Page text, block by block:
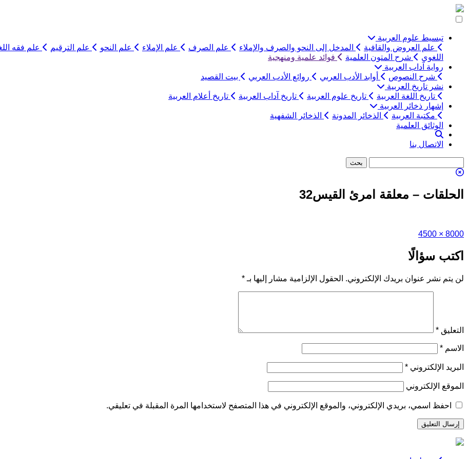
التخطي
إلى
تبسيط علوم العربية
علم العروض والقافية
المدخل إلى النحو والصرف والإملاء علم الصرف علم الإملاء علم النحو علم الترقيم علم فقه
اللغوي
شرح المتون العلمية
فوائد علمية ومنهجية
رواية آداب العربية
شرح النصوص
أوابد الأدب العربي روائع الأدب العربي
بيت القصيد
نشر تاريخ العربية
تاريخ اللغة العربية
تاريخ علوم العربية تاريخ آداب العربية
تاريخ أعلام العربية
إشهار ذخائر العربية
مكتبة العربية
الذخائر المدونة
الذخائر الشفهية
الوثائق العلمية
الاتصال بنا
الحلقات – معلقة امرئ القيس32
الحجم
8000 × 4500
اكتب سؤالًا
لن يتم نشر عنوان بريدك الإلكتروني. الحقول الإلزامية مشار إليها بـ *
التعليق *
الاسم *
البريد الإلكتروني *
الموقع الإلكتروني
احفظ اسمي، بريدي الإلكتروني، والموقع الإلكتروني في هذا المتصفح لاستخدامها المرة المقبلة في تعليقي.